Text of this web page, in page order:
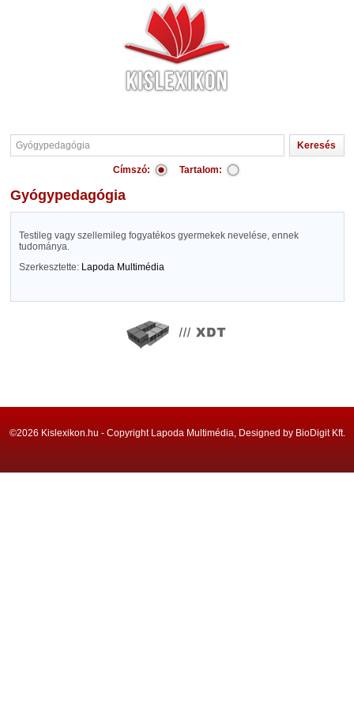
Címszó: Tartalom:
Gyógypedagógia
Testileg vagy szellemileg fogyatékos gyermekek nevelése, ennek
tudománya.
Szerkesztette: Lapoda Multimédia
©2026 Kislexikon.hu - Copyright Lapoda Multimédia, Designed by BioDigit Kft.